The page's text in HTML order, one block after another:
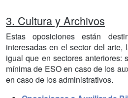
3. Cultura y Archivos
Estas oposiciones están
interesadas en el sector del arte,
igual que en sectores anteriores:
mínima de ESO en caso de los
en caso de los administrativos.